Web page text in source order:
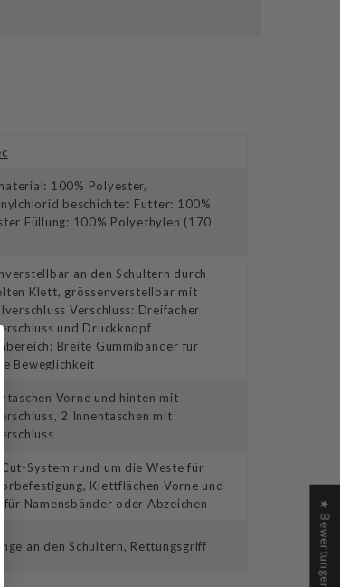
100% Polyester,
beschichtet Futter: 100%
Füllung: 100% Polyethylen (170
an den Schultern durch
Klett, grössenverstellbar mit
Verschluss: Dreifacher
und Druckknopf
Breite Gummibänder für
Beweglichkeit
Vorne und hinten mit
2 Innentaschen mit
Cut-System rund um die Weste für
Klettflächen Vorne und
für Namensbänder oder Abzeichen
an den Schultern, Rettungsgriff ★ Bewertungen